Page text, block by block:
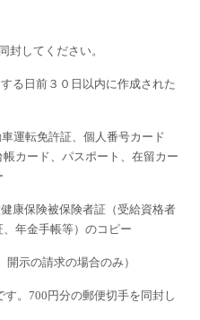
封してください。
る日前３０日以内に作成された
運転免許証、個人番号カード
帳カード、パスポート、在留カー
康保険被保険者証（受給資格者
年金手帳等）のコピー
示の請求の場合のみ）
す。700 円分の郵便切手を同封し